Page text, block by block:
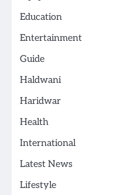
Education
Entertainment
Guide
Haldwani
Haridwar
Health
International
Latest News
Lifestyle